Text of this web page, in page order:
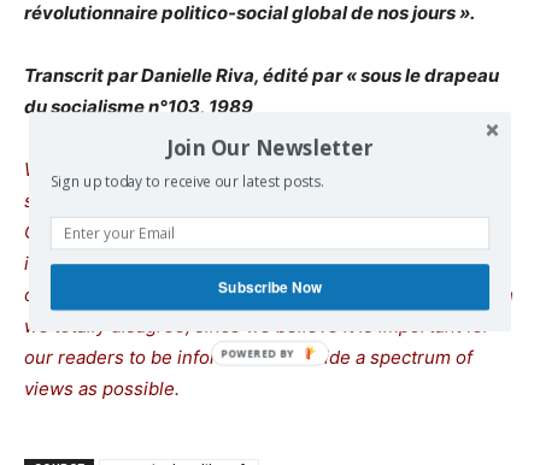
révolutionnaire politico-social global de nos jours ».
Transcrit par Danielle Riva, édité par « sous le drapeau
du socialisme n°103, 1989
We remind our readers that publication of articles on our
site does not mean that we agree with what is written.
Our policy is to publish anything which we consider of
interest, so as to assist our readers in forming their
opinions. Sometimes we even publish articles with which
we totally disagree, since we believe it is important for
our readers to be informed on as wide a spectrum of
views as possible.
Join Our Newsletter
Sign up today to receive our latest posts.
Subscribe Now